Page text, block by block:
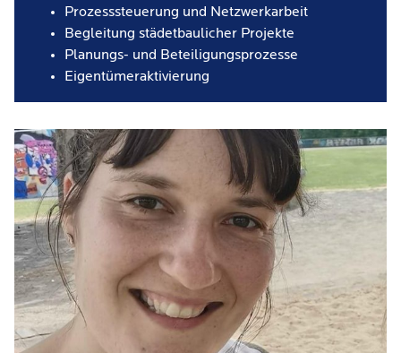
Prozesssteuerung und Netzwerkarbeit
Begleitung städetbaulicher Projekte
Planungs- und Beteiligungsprozesse
Eigentümeraktivierung